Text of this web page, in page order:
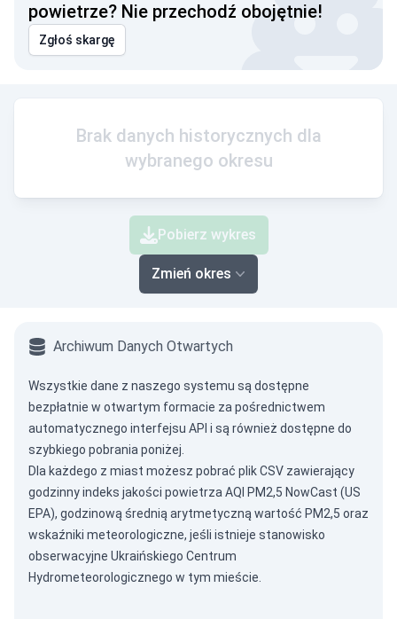
powietrze? Nie przechodź obojętnie!
Zgłoś skargę
Brak danych historycznych dla
wybranego okresu
Pobierz wykres
Zmień okres
Archiwum Danych Otwartych
Wszystkie dane z naszego systemu są dostępne
bezpłatnie w otwartym formacie za pośrednictwem
automatycznego interfejsu API i są również dostępne do
szybkiego pobrania poniżej.
Dla każdego z miast możesz pobrać plik CSV zawierający
godzinny indeks jakości powietrza AQI PM2,5 NowCast (US
EPA), godzinową średnią arytmetyczną wartość PM2,5 oraz
wskaźniki meteorologiczne, jeśli istnieje stanowisko
obserwacyjne Ukraińskiego Centrum
Hydrometeorologicznego w tym mieście.